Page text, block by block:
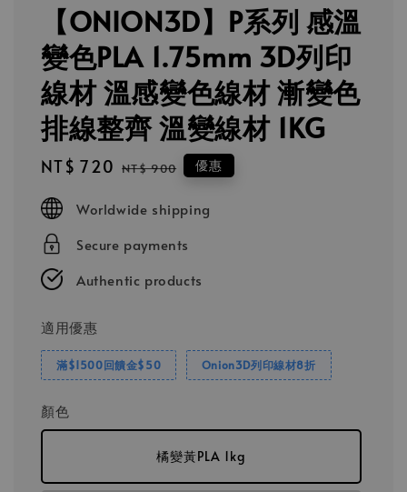
【ONION3D】P系列 感溫
變色PLA 1.75mm 3D列印
線材 溫感變色線材 漸變色
排線整齊 溫變線材 1KG
Sale
NT$ 720 Regular
NT$ 900 優惠
Worldwide shipping
Secure payments
Authentic products
適用優惠
滿$1500回饋金$50 Onion3D列印線材8折
顏色
橘變黃PLA 1kg